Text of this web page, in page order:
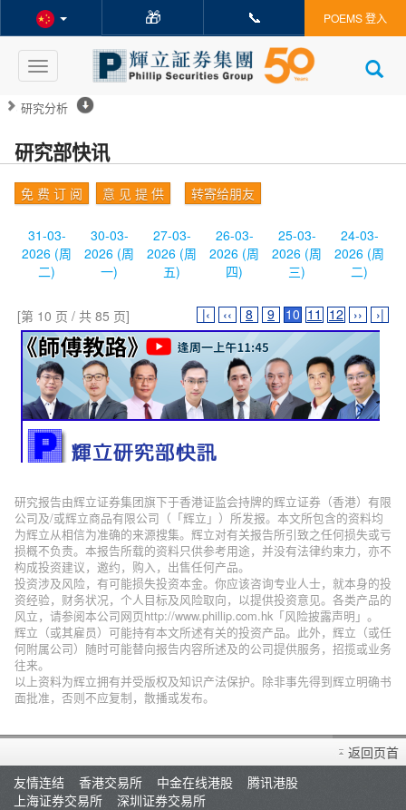
🎁 📞 POEMS 登入
Toggle
navigation
研究分析
研究部快讯
免 费 订 阅 意 见 提 供 转寄给朋友
31-03-
2026 (周
二)
30-03-
2026 (周
一)
27-03-
2026 (周
五)
26-03-
2026 (周
四)
25-03-
2026 (周
三)
24-03-
2026 (周
二)
[第 10 页 / 共 85 页] |‹ ‹‹ 8 9 10 11 12 ›› ›|
研究报告由辉立证券集团旗下于香港证监会持牌的辉立证券（香港）有限
公司及/或辉立商品有限公司（「辉立」）所发报。本文所包含的资料均
为辉立从相信为准确的来源搜集。辉立对有关报告所引致之任何损失或亏
损概不负责。本报告所载的资料只供参考用途，并没有法律约束力，亦不
构成投资建议，邀约，购入，出售任何产品。
投资涉及风险，有可能损失投资本金。你应该咨询专业人士，就本身的投
资经验，财务状况，个人目标及风险取向，以提供投资意见。各类产品的
风立，请参阅本公司网页http://www.phillip.com.hk「风险披露声明」。
辉立（或其雇员）可能持有本文所述有关的投资产品。此外，辉立（或任
何附属公司）随时可能替向报告内容所述及的公司提供服务，招揽或业务
往来。
以上资料为辉立拥有并受版权及知识产法保护。除非事先得到辉立明确书
面批准，否则不应复制，散播或发布。
返回页首
友情连结
香港交易所 中金在线港股
腾讯港股
上海证券交易所
深圳证券交易所